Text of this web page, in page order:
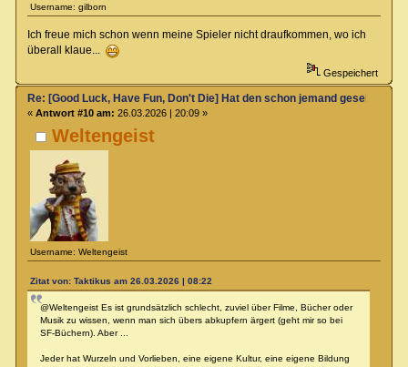
Username: gilborn
Ich freue mich schon wenn meine Spieler nicht draufkommen, wo ich
überall klaue...
Gespeichert
Weltengeist
Username: Weltengeist
Re: [Good Luck, Have Fun, Don't Die] Hat den schon jemand gesehen?
« Antwort #10 am: 26.03.2026 | 20:09 »
Zitat von: Taktikus am 26.03.2026 | 08:22
@Weltengeist Es ist grundsätzlich schlecht, zuviel über Filme, Bücher oder
Musik zu wissen, wenn man sich übers abkupfern ärgert (geht mir so bei
SF-Büchern). Aber ...
Jeder hat Wurzeln und Vorlieben, eine eigene Kultur, eine eigene Bildung